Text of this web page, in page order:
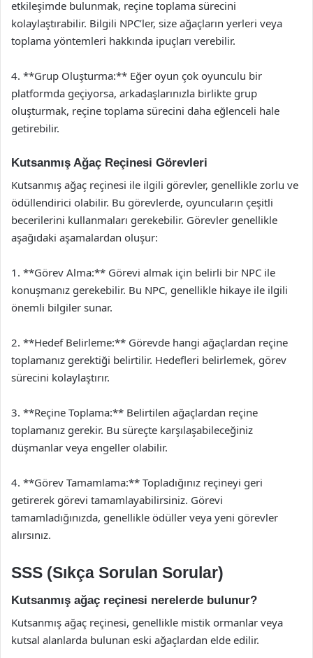
etkileşimde bulunmak, reçine toplama sürecini
kolaylaştırabilir. Bilgili NPC’ler, size ağaçların yerleri veya
toplama yöntemleri hakkında ipuçları verebilir.
4. **Grup Oluşturma:** Eğer oyun çok oyunculu bir
platformda geçiyorsa, arkadaşlarınızla birlikte grup
oluşturmak, reçine toplama sürecini daha eğlenceli hale
getirebilir.
Kutsanmış Ağaç Reçinesi Görevleri
Kutsanmış ağaç reçinesi ile ilgili görevler, genellikle zorlu ve
ödüllendirici olabilir. Bu görevlerde, oyuncuların çeşitli
becerilerini kullanmaları gerekebilir. Görevler genellikle
aşağıdaki aşamalardan oluşur:
1. **Görev Alma:** Görevi almak için belirli bir NPC ile
konuşmanız gerekebilir. Bu NPC, genellikle hikaye ile ilgili
önemli bilgiler sunar.
2. **Hedef Belirleme:** Görevde hangi ağaçlardan reçine
toplamanız gerektiği belirtilir. Hedefleri belirlemek, görev
sürecini kolaylaştırır.
3. **Reçine Toplama:** Belirtilen ağaçlardan reçine
toplamanız gerekir. Bu süreçte karşılaşabileceğiniz
düşmanlar veya engeller olabilir.
4. **Görev Tamamlama:** Topladığınız reçineyi geri
getirerek görevi tamamlayabilirsiniz. Görevi
tamamladığınızda, genellikle ödüller veya yeni görevler
alırsınız.
SSS (Sıkça Sorulan Sorular)
Kutsanmış ağaç reçinesi nerelerde bulunur?
Kutsanmış ağaç reçinesi, genellikle mistik ormanlar veya
kutsal alanlarda bulunan eski ağaçlardan elde edilir.